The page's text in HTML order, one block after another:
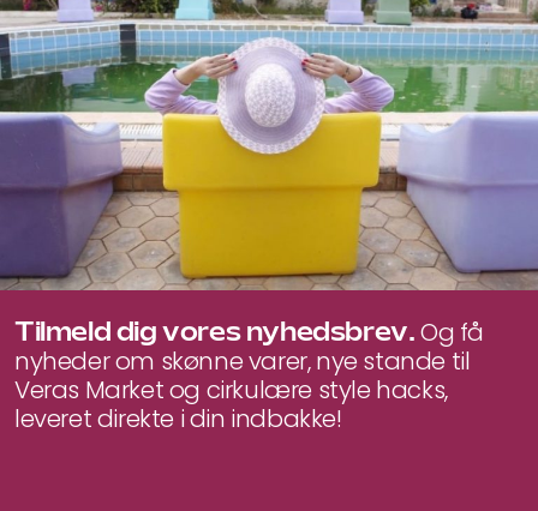
Tilmeld dig vores nyhedsbrev.Og få
nyheder om skønne varer, nye stande til
Veras Market og cirkulære style hacks,
leveret direkte i din indbakke!